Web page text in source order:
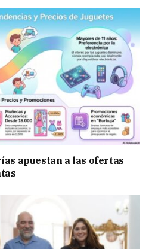
apuestan a las ofertas